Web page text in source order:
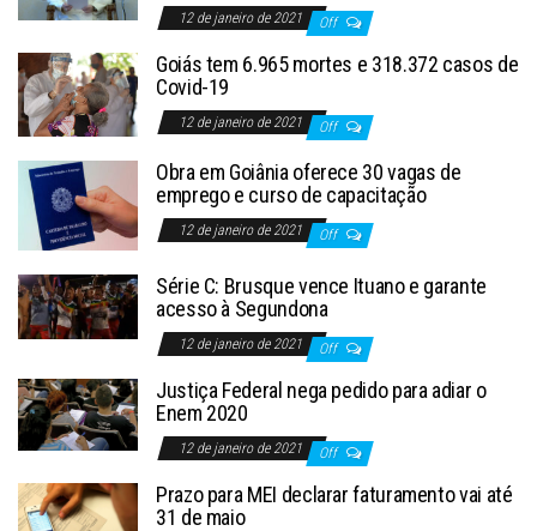
12 de janeiro de 2021 Off
Goiás tem 6.965 mortes e 318.372 casos de
Covid-19
12 de janeiro de 2021 Off
Obra em Goiânia oferece 30 vagas de
emprego e curso de capacitação
12 de janeiro de 2021 Off
Série C: Brusque vence Ituano e garante
acesso à Segundona
12 de janeiro de 2021 Off
Justiça Federal nega pedido para adiar o
Enem 2020
12 de janeiro de 2021 Off
Prazo para MEI declarar faturamento vai até
31 de maio